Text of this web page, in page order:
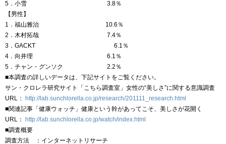
5．小雪 3.8％
【男性】
1．福山雅治 10.6％
2．木村拓哉 7.4％
3．GACKT 6.1％
4．向井理 6.1％
5．チャン・グンソク 2.2％
■本調査の詳しいデータは、下記サイトをご覧ください。
サン・クロレラ研究サイト「こちら調査室」女性の“美しさ”に関する意識調査
URL：
http://lab.sunchlorella.co.jp/research/201111_research.html
■関連記事「健康ウォッチ」健康という幹があってこそ、美しさが花開く
URL：
http://lab.sunchlorella.co.jp/watch/index.html
■調査概要
調査方法 ：インターネットリサーチ